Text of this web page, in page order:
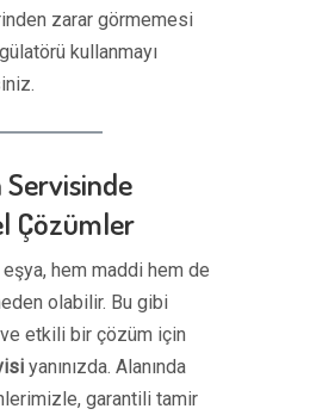
zarar görmemesi
kullanmayı
Servisinde
Çözümler
eşya, hem maddi hem de
olabilir. Bu gibi
ve etkili bir çözüm için
yanınızda. Alanında
garantili tamir